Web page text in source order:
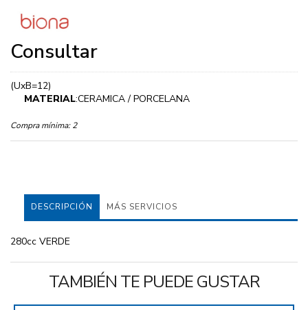
Consultar
(UxB=12)
MATERIAL:CERAMICA / PORCELANA
Compra mínima: 2
DESCRIPCIÓN MÁS SERVICIOS
280cc VERDE
TAMBIÉN TE PUEDE GUSTAR